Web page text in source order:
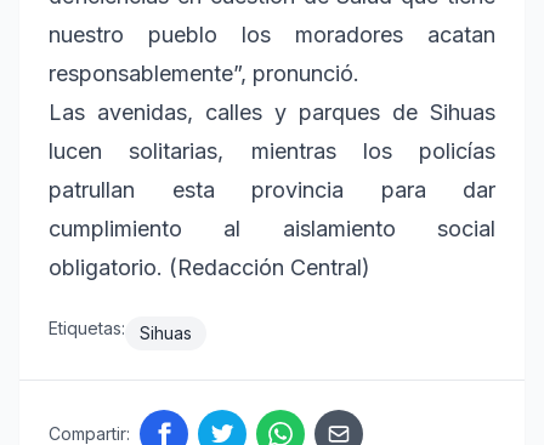
nuestro pueblo los moradores acatan
responsablemente”, pronunció.
Las avenidas, calles y parques de Sihuas
lucen solitarias, mientras los policías
patrullan esta provincia para dar
cumplimiento al aislamiento social
obligatorio. (Redacción Central)
Etiquetas: Sihuas
Compartir: